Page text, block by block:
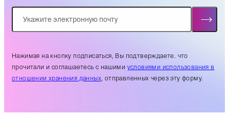
Нажимая на кнопку подписаться, Вы подтверждаете. что
прочитали и соглашаетесь с нашими условиями использования в
отношении хранения данных, отправленных через эту форму.